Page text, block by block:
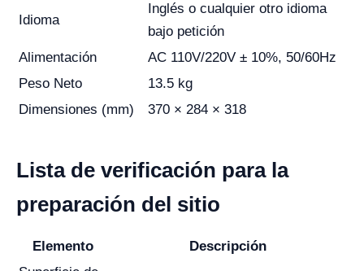
Idioma
Inglés o cualquier otro idioma
bajo petición
Alimentación
AC 110V/220V ± 10%, 50/60Hz
Peso Neto
13.5 kg
Dimensiones (mm)
370 × 284 × 318
Lista de verificación para la
preparación del sitio
Elemento
Descripción